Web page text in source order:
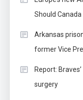
Should
Arkansas
former Vice
Report:
surgery